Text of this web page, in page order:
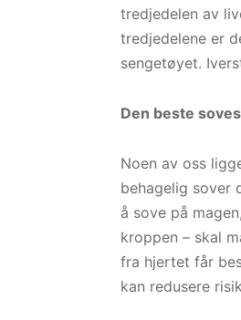
tredjedelen av
tredjedelene er
sengetøyet.
Den beste
Noen av oss
behagelig sover
å sove på
kroppen – skal
fra hjertet får
kan redusere